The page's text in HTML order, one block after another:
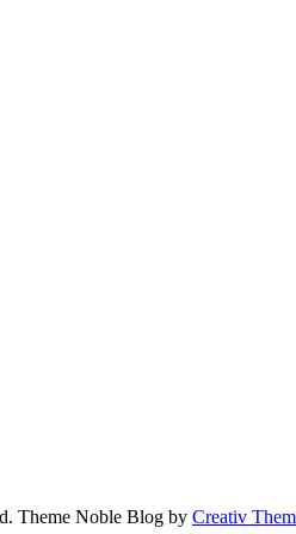
Theme Noble Blog by Creativ